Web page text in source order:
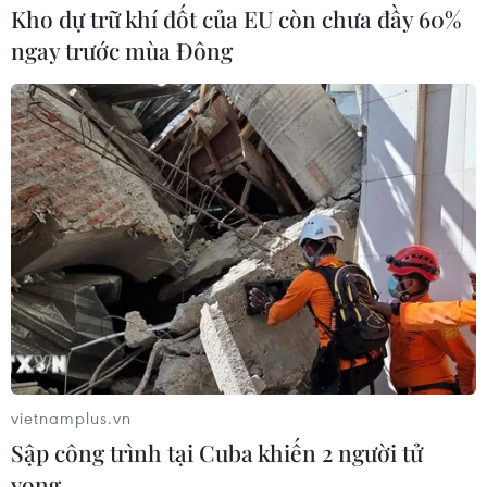
Vun đắp tình hữu nghị giữa nhân dân Việt
Nam-Liên bang Nga
10/06/2025 09:08
Suốt chặng đường 75 năm lịch sử, mối quan hệ hữu
nghị anh em và Đối tác Chiến lược Toàn diện Việt Nam-
Liên bang Nga ngày càng được củng cố, đi vào chiều
sâu.
Kho dự trữ khí đốt của EU còn chưa đầy 60%
ngay trước mùa Đông
vietnamplus.vn
Sập công trình tại Cuba khiến 2 người tử